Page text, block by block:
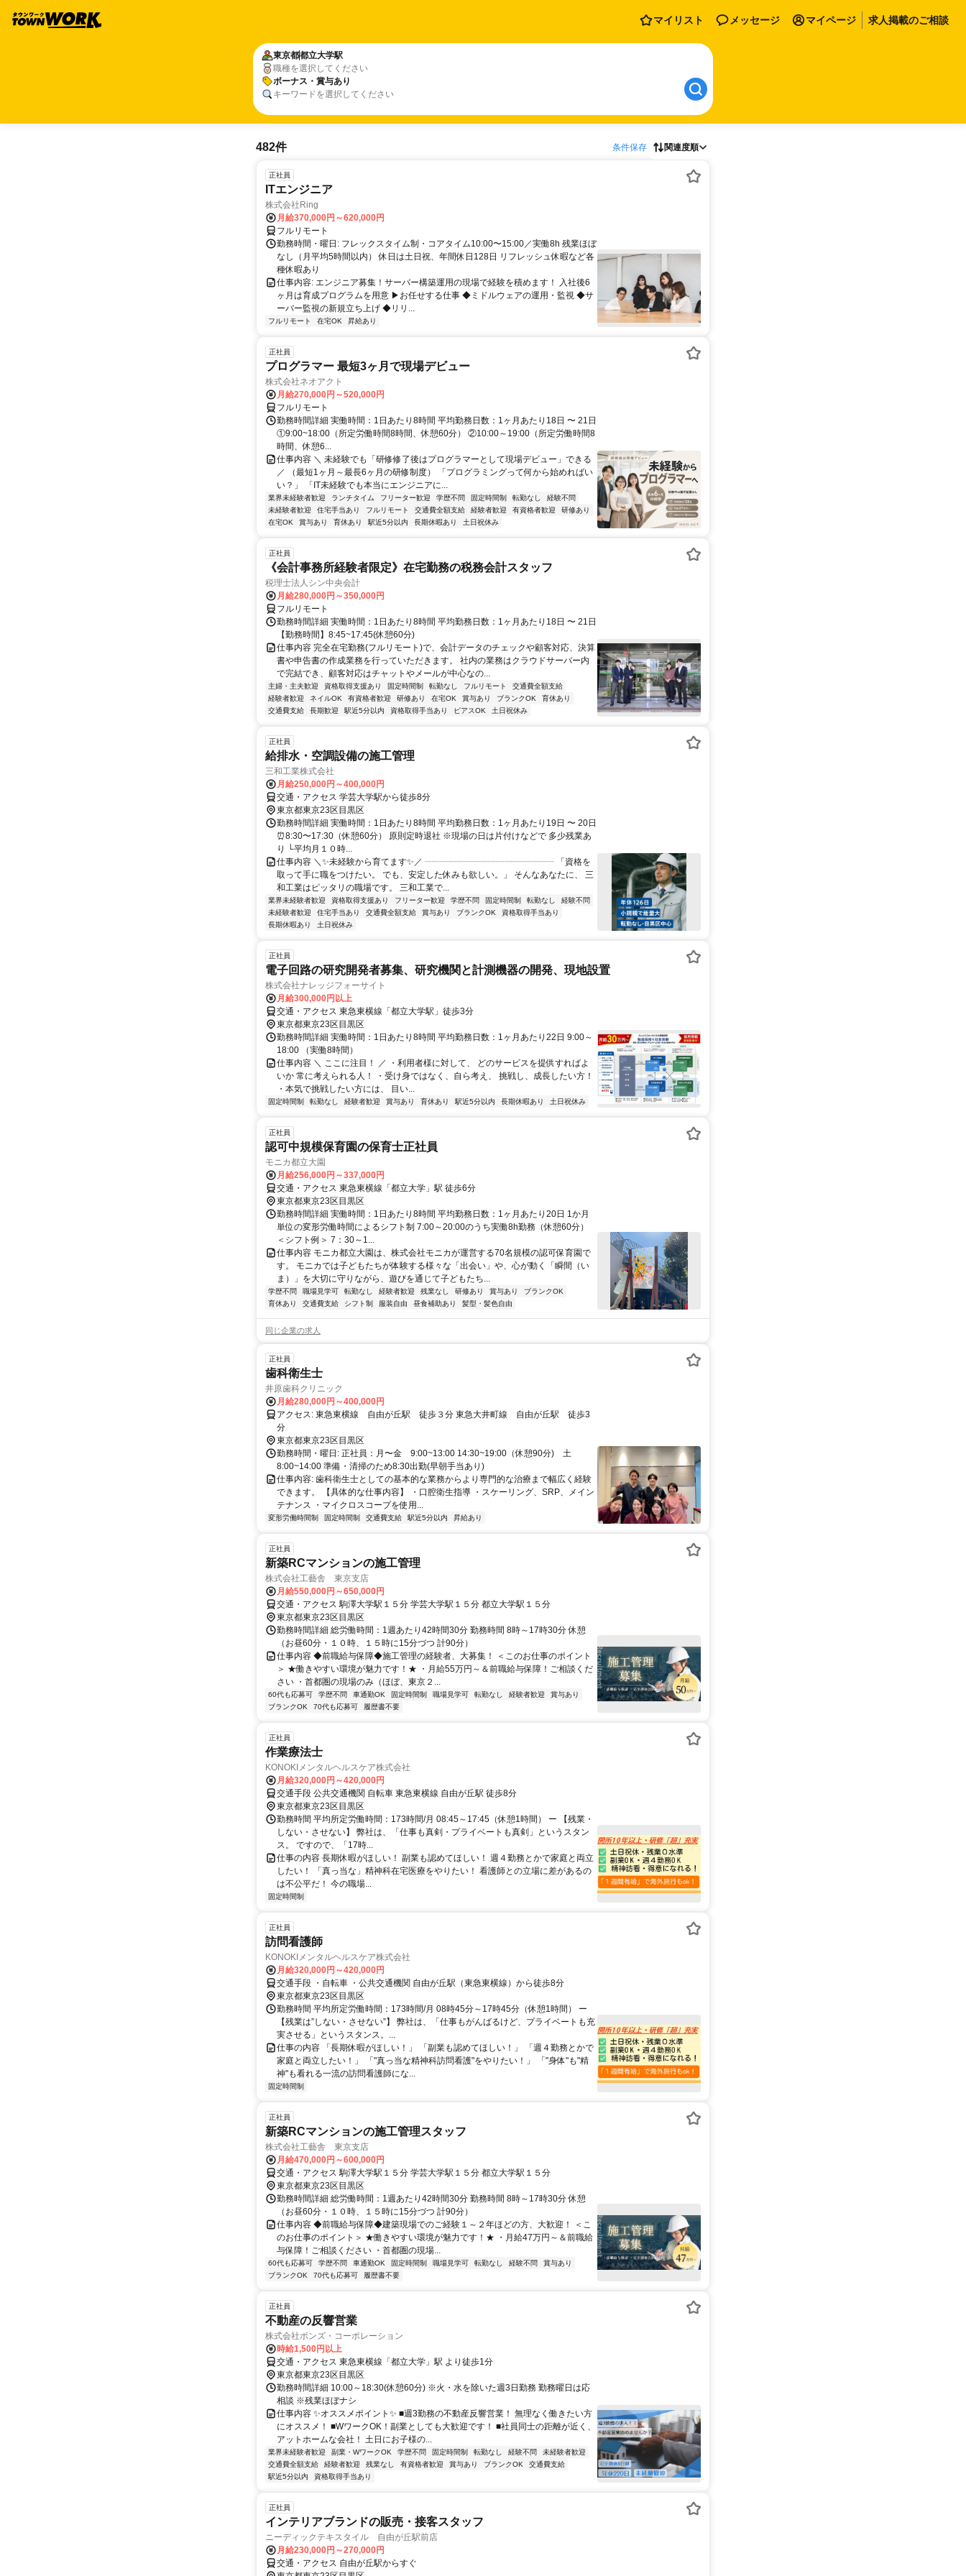
マイリスト メッセージ マイページ 求人掲載のご相談
東京都都立大学駅
職種を選択してください
ボーナス・賞与あり
キーワードを選択してください
482件 条件保存 関連度順
正社員
ITエンジニア
株式会社Ring
月給370,000円～620,000円
フルリモート
勤務時間・曜日: フレックスタイム制・コアタイム10:00〜15:00／実働8h 残業ほぼ
なし（月平均5時間以内） 休日は土日祝、年間休日128日 リフレッシュ休暇など各
種休暇あり
仕事内容: エンジニア募集！サーバー構築運用の現場で経験を積めます！ 入社後6
ヶ月は育成プログラムを用意 ▶お任せする仕事 ◆ミドルウェアの運用・監視 ◆サ
ーバー監視の新規立ち上げ ◆リリ...
フルリモート 在宅OK 昇給あり
正社員
プログラマー 最短3ヶ月で現場デビュー
株式会社ネオアクト
月給270,000円～520,000円
フルリモート
勤務時間詳細 実働時間：1日あたり8時間 平均勤務日数：1ヶ月あたり18日 〜 21日
①9:00~18:00（所定労働時間8時間、休憩60分） ②10:00～19:00（所定労働時間8
時間、休憩6...
仕事内容 ＼ 未経験でも「研修修了後はプログラマーとして現場デビュー」できる
／ （最短1ヶ月～最長6ヶ月の研修制度） 「プログラミングって何から始めればい
い？」 「IT未経験でも本当にエンジニアに...
業界未経験者歓迎 ランチタイム フリーター歓迎 学歴不問 固定時間制 転勤なし
経験不問
未経験者歓迎
住宅手当あり フルリモート 交通費全額支給 経験者歓迎 有資格者歓迎
研修あり
在宅OK
賞与あり 育休あり 駅近5分以内 長期休暇あり 土日祝休み
正社員
《会計事務所経験者限定》在宅勤務の税務会計スタッフ
税理士法人シン中央会計
月給280,000円～350,000円
フルリモート
勤務時間詳細 実働時間：1日あたり8時間 平均勤務日数：1ヶ月あたり18日 〜 21日
【勤務時間】8:45~17:45(休憩60分)
仕事内容 完全在宅勤務(フルリモート)で、会計データのチェックや顧客対応、決算
書や申告書の作成業務を行っていただきます。 社内の業務はクラウドサーバー内
で完結でき、顧客対応はチャットやメールが中心なの...
主婦・主夫歓迎 資格取得支援あり 固定時間制 転勤なし フルリモート
交通費全額支給
経験者歓迎
ネイルOK 有資格者歓迎 研修あり 在宅OK 賞与あり ブランクOK
育休あり
交通費支給
長期歓迎 駅近5分以内 資格取得手当あり ピアスOK 土日祝休み
正社員
給排水・空調設備の施工管理
三和工業株式会社
月給250,000円～400,000円
交通・アクセス 学芸大学駅から徒歩8分
東京都東京23区目黒区
勤務時間詳細 実働時間：1日あたり8時間 平均勤務日数：1ヶ月あたり19日 〜 20日
⏰8:30〜17:30（休憩60分） 原則定時退社 ※現場の日は片付けなどで 多少残業あ
り └平均月１０時...
仕事内容 ＼✨未経験から育てます✨／ ┈┈┈┈┈┈┈┈┈┈┈┈┈┈┈ 「資格を
取って手に職をつけたい。 でも、安定した休みも欲しい。」 そんなあなたに、 三
和工業はピッタリの職場です。 三和工業で...
業界未経験者歓迎 資格取得支援あり フリーター歓迎 学歴不問 固定時間制 転勤なし
経験不問
未経験者歓迎
住宅手当あり 交通費全額支給 賞与あり ブランクOK
資格取得手当あり
長期休暇あり
土日祝休み
正社員
電子回路の研究開発者募集、研究機関と計測機器の開発、現地設置
株式会社ナレッジフォーサイト
月給300,000円以上
交通・アクセス 東急東横線「都立大学駅」徒歩3分
東京都東京23区目黒区
勤務時間詳細 実働時間：1日あたり8時間 平均勤務日数：1ヶ月あたり22日 9:00～
18:00 （実働8時間）
仕事内容 ＼ ここに注目！ ／ ・利用者様に対して、 どのサービスを提供すればよ
いか 常に考えられる人！ ・受け身ではなく、自ら考え、 挑戦し、成長したい方！
・本気で挑戦したい方には、 目い...
固定時間制 転勤なし 経験者歓迎 賞与あり 育休あり 駅近5分以内 長期休暇あり 土日祝休み
正社員
認可中規模保育園の保育士正社員
モニカ都立大園
月給256,000円～337,000円
交通・アクセス 東急東横線「都立大学」駅 徒歩6分
東京都東京23区目黒区
勤務時間詳細 実働時間：1日あたり8時間 平均勤務日数：1ヶ月あたり20日 1か月
単位の変形労働時間によるシフト制 7:00～20:00のうち実働8h勤務（休憩60分）
＜シフト例＞ 7：30～1...
仕事内容 モニカ都立大園は、株式会社モニカが運営する70名規模の認可保育園で
す。 モニカでは子どもたちが体験する様々な「出会い」や、心が動く「瞬間（い
ま）」を大切に守りながら、遊びを通じて子どもたち...
学歴不問 職場見学可 転勤なし 経験者歓迎 残業なし 研修あり 賞与あり
ブランクOK
育休あり
交通費支給 シフト制 服装自由 昼食補助あり 髪型・髪色自由
同じ企業の求人
正社員
歯科衛生士
井原歯科クリニック
月給280,000円～400,000円
アクセス: 東急東横線 自由が丘駅 徒歩３分 東急大井町線 自由が丘駅 徒歩3
分
東京都東京23区目黒区
勤務時間・曜日: 正社員：月〜金 9:00~13:00 14:30~19:00（休憩90分) 土
8:00~14:00 準備・清掃のため8:30出勤(早朝手当あり)
仕事内容: 歯科衛生士としての基本的な業務からより専門的な治療まで幅広く経験
できます。 【具体的な仕事内容】 ・口腔衛生指導 ・スケーリング、SRP、メイン
テナンス ・マイクロスコープを使用...
変形労働時間制 固定時間制 交通費支給 駅近5分以内 昇給あり
正社員
新築RCマンションの施工管理
株式会社工藝舎 東京支店
月給550,000円～650,000円
交通・アクセス 駒澤大学駅１５分 学芸大学駅１５分 都立大学駅１５分
東京都東京23区目黒区
勤務時間詳細 総労働時間：1週あたり42時間30分 勤務時間 8時～17時30分 休憩
（お昼60分・１０時、１５時に15分づつ 計90分）
仕事内容 ◆前職給与保障◆施工管理の経験者、大募集！ ＜このお仕事のポイント
＞ ★働きやすい環境が魅力です！★ ・月給55万円～＆前職給与保障！ご相談くだ
さい ・首都圏の現場のみ（ほぼ、東京２...
60代も応募可 学歴不問 車通勤OK 固定時間制 職場見学可 転勤なし 経験者歓迎
賞与あり
ブランクOK
70代も応募可 履歴書不要
正社員
作業療法士
KONOKIメンタルヘルスケア株式会社
月給320,000円～420,000円
交通手段 公共交通機関 自転車 東急東横線 自由が丘駅 徒歩8分
東京都東京23区目黒区
勤務時間 平均所定労働時間：173時間/月 08:45～17:45（休憩1時間） ー 【残業・
しない・させない】 弊社は、「仕事も真剣・プライベートも真剣」というスタン
ス。 ですので、「17時...
仕事の内容 長期休暇がほしい！ 副業も認めてほしい！ 週４勤務とかで家庭と両立
したい！ 「真っ当な」精神科在宅医療をやりたい！ 看護師との立場に差があるの
は不公平だ！ 今の職場...
固定時間制
正社員
訪問看護師
KONOKIメンタルヘルスケア株式会社
月給320,000円～420,000円
交通手段 ・自転車 ・公共交通機関 自由が丘駅（東急東横線）から徒歩8分
東京都東京23区目黒区
勤務時間 平均所定労働時間：173時間/月 08時45分～17時45分（休憩1時間） ー
【残業は”しない・させない”】 弊社は、「仕事もがんばるけど、プライベートも充
実させる」というスタンス。...
仕事の内容 「長期休暇がほしい！」 「副業も認めてほしい！」 「週４勤務とかで
家庭と両立したい！」 「"真っ当な精神科訪問看護"をやりたい！」 「"身体"も"精
神"も看れる一流の訪問看護師にな...
固定時間制
正社員
新築RCマンションの施工管理スタッフ
株式会社工藝舎 東京支店
月給470,000円～600,000円
交通・アクセス 駒澤大学駅１５分 学芸大学駅１５分 都立大学駅１５分
東京都東京23区目黒区
勤務時間詳細 総労働時間：1週あたり42時間30分 勤務時間 8時～17時30分 休憩
（お昼60分・１０時、１５時に15分づつ 計90分）
仕事内容 ◆前職給与保障◆建築現場でのご経験１～２年ほどの方、大歓迎！ ＜こ
のお仕事のポイント＞ ★働きやすい環境が魅力です！★ ・月給47万円～＆前職給
与保障！ご相談ください ・首都圏の現場...
60代も応募可 学歴不問 車通勤OK 固定時間制 職場見学可 転勤なし 経験不問
賞与あり
ブランクOK
70代も応募可 履歴書不要
正社員
不動産の反響営業
株式会社ボンズ・コーポレーション
時給1,500円以上
交通・アクセス 東急東横線「都立大学」駅 より徒歩1分
東京都東京23区目黒区
勤務時間詳細 10:00～18:30(休憩60分) ※火・水を除いた週3日勤務 勤務曜日は応
相談 ※残業ほぼナシ
仕事内容 ✨オススメポイント✨ ■週3勤務の不動産反響営業！ 無理なく働きたい方
にオススメ！ ■WワークOK！副業としても大歓迎です！ ■社員同士の距離が近く、
アットホームな会社！ 土日にお子様の...
業界未経験者歓迎 副業・WワークOK 学歴不問 固定時間制 転勤なし 経験不問
未経験者歓迎
交通費全額支給
経験者歓迎 残業なし 有資格者歓迎 賞与あり ブランクOK
交通費支給
駅近5分以内
資格取得手当あり
正社員
インテリアブランドの販売・接客スタッフ
ニーディックテキスタイル 自由が丘駅前店
月給230,000円～270,000円
交通・アクセス 自由が丘駅からすぐ